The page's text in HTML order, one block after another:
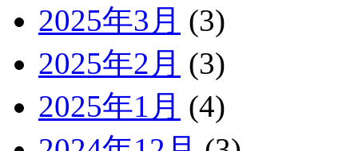
2025年3月 (3)
2025年2月 (3)
2025年1月 (4)